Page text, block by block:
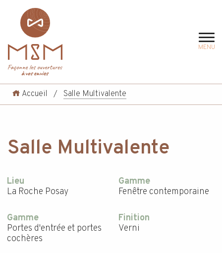
MENU
Accueil / Salle Multivalente
Salle Multivalente
Lieu
La Roche Posay
Gamme
Fenêtre contemporaine
Gamme
Portes d'entrée et portes
cochères
Finition
Verni